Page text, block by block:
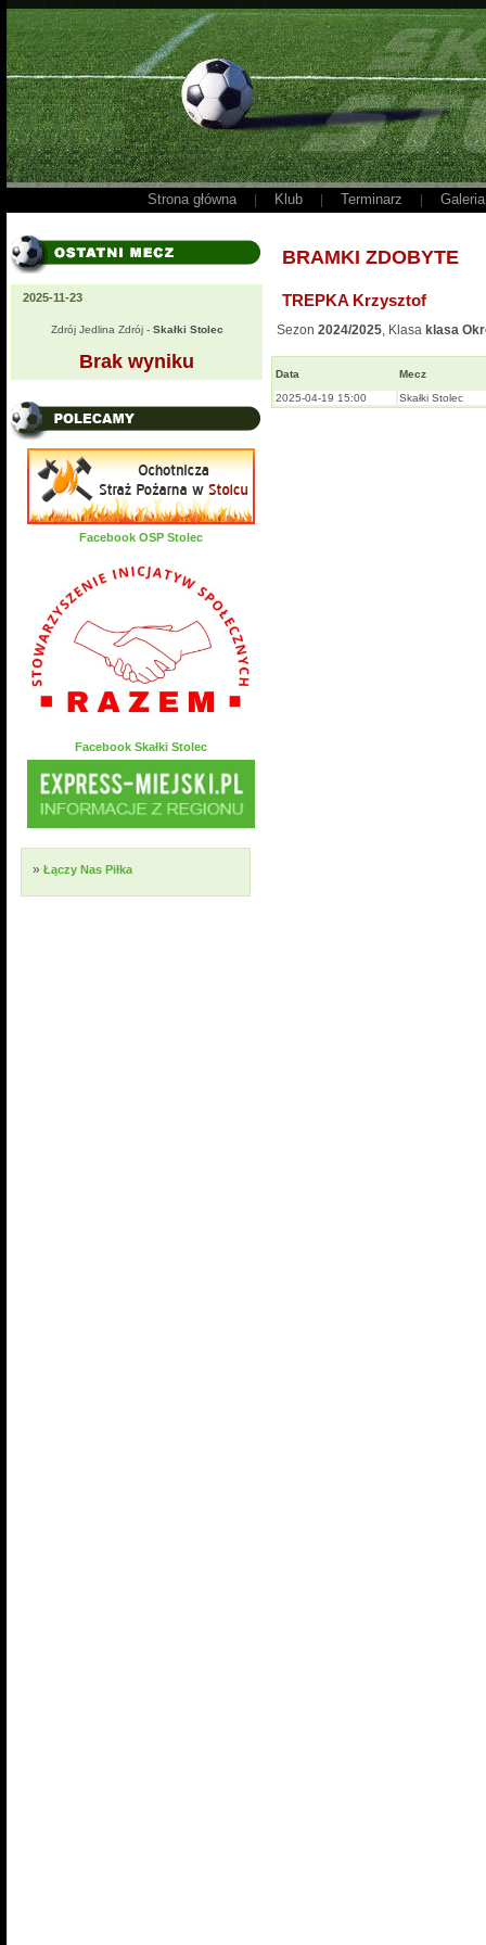
Strona główna Klub Terminarz Galeria
2025-11-23
Zdrój Jedlina Zdrój - Skałki Stolec
Brak wyniku
Facebook OSP Stolec
Facebook Skałki Stolec
» Łączy Nas Piłka
BRAMKI ZDOBYTE
TREPKA Krzysztof
Sezon 2024/2025, Klasa klasa
Data
Mecz
2025-04-19 15:00
Skałki Stolec